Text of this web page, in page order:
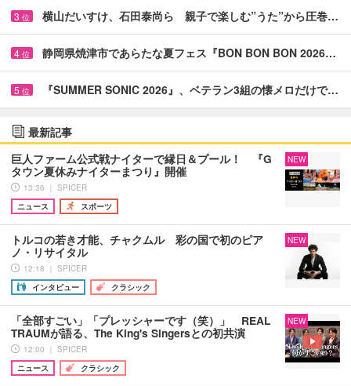
3 位 横山だいすけ、石田泰尚ら 親子で楽しむ”うた”から圧巻…
4 位 静岡県焼津市であらたな夏フェス『BON BON BON 2026…
5 位 『SUMMER SONIC 2026』、ベテラン3組の懐メロだけで…
最新記事
巨人ファーム公式戦ナイターで縁日＆プール！ 『G
タウン夏休みナイターまつり』開催
13:36 ｜ SPICER
ニュース
スポーツ
NEW
トルコの若き才能、チャクムル 彩の国で初のピア
ノ・リサイタル
12:18 ｜ SPICER
インタビュー
クラシック
NEW
「全部すごい」「プレッシャーです（笑）」 REAL
TRAUMが語る、The King's Singersとの初共演
12:00 ｜ SPICER
ニュース
クラシック
NEW